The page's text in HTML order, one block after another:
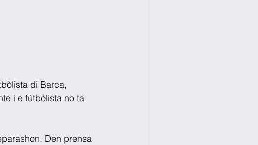
di Barca,
i e fútbòlista no ta
Den prensa